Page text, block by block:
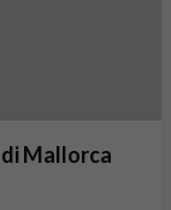
Mallorca